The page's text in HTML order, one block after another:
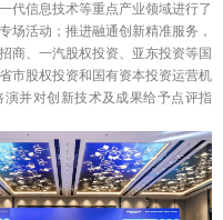
代信息技术等重点产业领域进行了
场活动；推进融通创新精准服务，
商、一汽股权投资、亚东投资等国
市股权投资和国有资本投资运营机
并对创新技术及成果给予点评指